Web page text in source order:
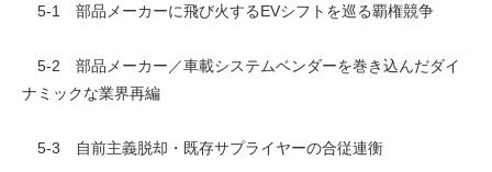
5-1 部品メーカーに飛び火するEVシフトを巡る覇権競争
5-2 部品メーカー／車載システムベンダーを巻き込んだダイ
ナミックな業界再編
5-3 自前主義脱却・既存サプライヤーの合従連衡